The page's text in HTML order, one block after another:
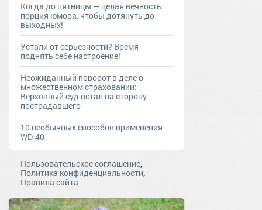
Когда до пятницы — целая вечность:
порция юмора, чтобы дотянуть до
выходных!
Устали от серьезности? Время
поднять себе настроение!
Неожиданный поворот в деле о
множественном страховании:
Верховный суд встал на сторону
пострадавшего
10 необычных способов применения
WD-40
Пользовательское соглашение,
Политика конфиденциальности,
Правила сайта